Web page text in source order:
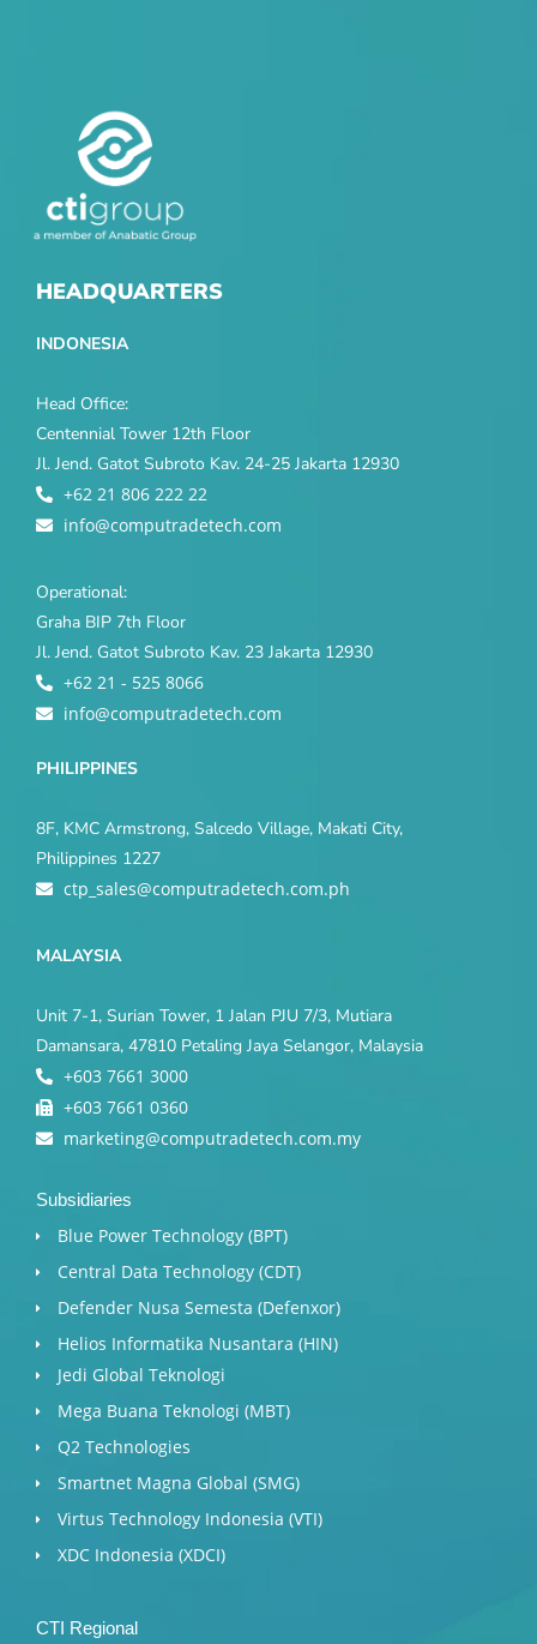
HEADQUARTERS
INDONESIA
Head Office:
Centennial Tower 12th Floor
Jl. Jend. Gatot Subroto Kav. 24-25 Jakarta 12930
+62 21 806 222 22
info@computradetech.com
Operational:
Graha BIP 7th Floor
Jl. Jend. Gatot Subroto Kav. 23 Jakarta 12930
+62 21 - 525 8066
info@computradetech.com
PHILIPPINES
8F, KMC Armstrong, Salcedo Village, Makati City,
Philippines 1227
ctp_sales@computradetech.com.ph
MALAYSIA
Unit 7-1, Surian Tower, 1 Jalan PJU 7/3, Mutiara
Damansara, 47810 Petaling Jaya Selangor, Malaysia
+603 7661 3000
+603 7661 0360
marketing@computradetech.com.my
Subsidiaries
Blue Power Technology (BPT)​
Central Data Technology (CDT)
Defender Nusa Semesta (Defenxor)
Helios Informatika Nusantara (HIN)
Jedi Global Teknologi
Mega Buana Teknologi (MBT)
Q2 Technologies
Smartnet Magna Global (SMG)
Virtus Technology Indonesia (VTI)
XDC Indonesia (XDCI)
CTI Regional